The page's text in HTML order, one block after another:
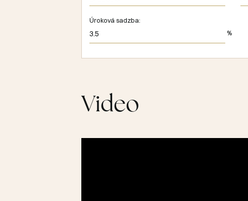
Úroková sadzba:
%
Video